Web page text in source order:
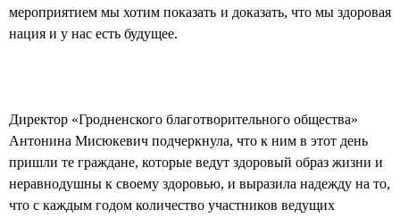
г
о
о
д
а
Г
мероприятием мы хотим показать и доказать, что мы здоровая
нация и у нас есть будущее.
Директор «Гродненского благотворительного общества»
Антонина Мисюкевич подчеркнула, что к ним в этот день
пришли те граждане, которые ведут здоровый образ жизни и
неравнодушны к своему здоровью, и выразила надежду на то,
что с каждым годом количество участников ведущих